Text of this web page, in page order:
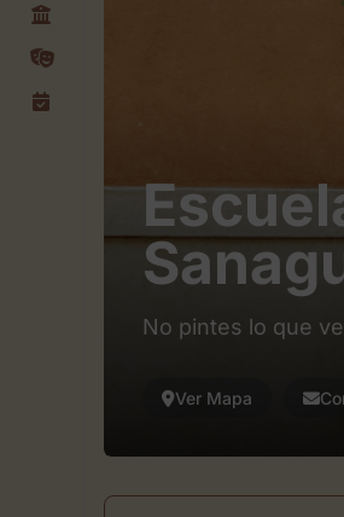
No pintes lo que
Ver Mapa